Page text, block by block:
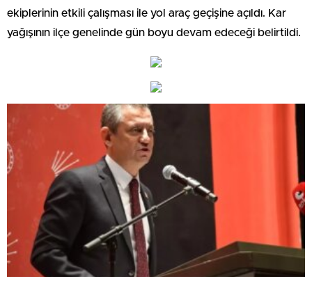
ekiplerinin etkili çalışması ile yol araç geçişine açıldı. Kar
yağışının ilçe genelinde gün boyu devam edeceği belirtildi.